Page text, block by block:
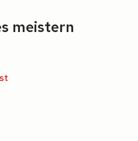
meistern